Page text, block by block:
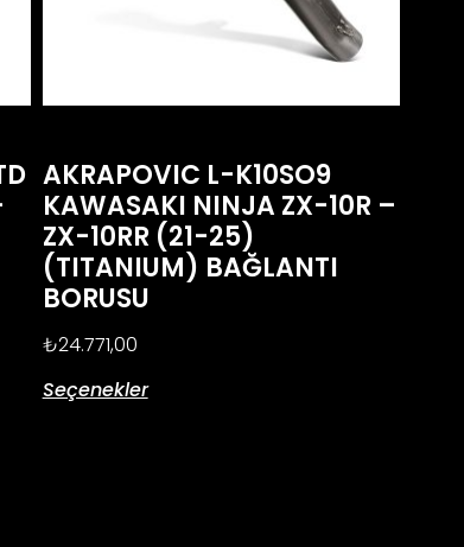
AKRAPOVIC L-K10SO9
KAWASAKI NINJA ZX-10R –
ZX-10RR (21-25)
(TITANIUM) BAĞLANTI
BORUSU
₺24.771,00
Seçenekler